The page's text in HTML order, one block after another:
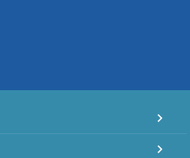
chevron_right
chevron_right